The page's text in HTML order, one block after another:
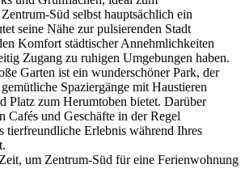
Süd selbst hauptsächlich ein
seine Nähe zur pulsierenden Stadt
Komfort städtischer Annehmlichkeiten
Zugang zu ruhigen Umgebungen haben.
Garten ist ein wunderschöner Park, der
Spaziergänge mit Haustieren
Platz zum Herumtoben bietet. Darüber
Cafés und Geschäfte in der Regel
tierfreundliche Erlebnis während Ihres
um Zentrum-Süd für eine Ferienwohnung